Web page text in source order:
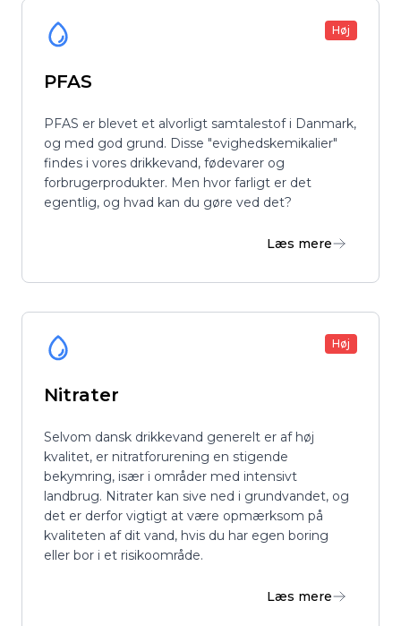
Høj
PFAS
PFAS er blevet et alvorligt samtalestof i Danmark,
og med god grund. Disse "evighedskemikalier"
findes i vores drikkevand, fødevarer og
forbrugerprodukter. Men hvor farligt er det
egentlig, og hvad kan du gøre ved det?
Læs mere
Høj
Nitrater
Selvom dansk drikkevand generelt er af høj
kvalitet, er nitratforurening en stigende
bekymring, især i områder med intensivt
landbrug. Nitrater kan sive ned i grundvandet, og
det er derfor vigtigt at være opmærksom på
kvaliteten af dit vand, hvis du har egen boring
eller bor i et risikoområde.
Læs mere